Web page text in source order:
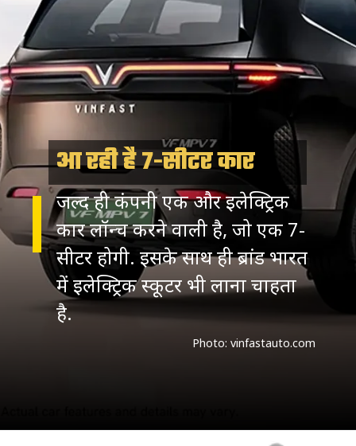
आ रही है 7-सीटर कार
जल्द ही कंपनी एक और इलेक्ट्रिक
कार लॉन्च करने वाली है, जो एक 7-
सीटर होगी. इसके साथ ही ब्रांड भारत
में इलेक्ट्रिक स्कूटर भी लाना चाहता
है.
Photo: vinfastauto.com